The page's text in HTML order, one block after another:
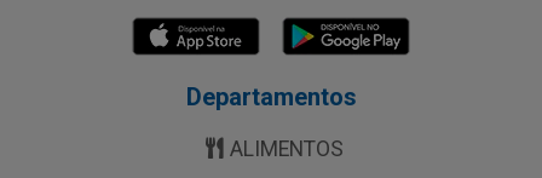
Departamentos
ALIMENTOS